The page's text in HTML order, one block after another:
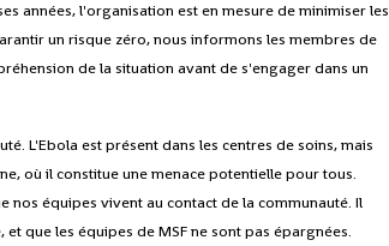
années, l'organisation est en mesure de minimiser les
un risque zéro, nous informons les membres de
de la situation avant de s'engager dans un
L'Ebola est présent dans les centres de soins, mais
où il constitue une menace potentielle pour tous.
nos équipes vivent au contact de la communauté. Il
que les équipes de MSF ne sont pas épargnées.